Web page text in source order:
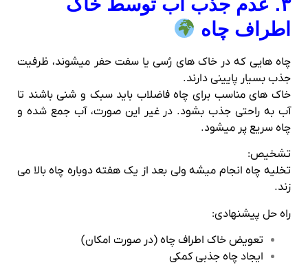
۳. عدم جذب آب توسط خاک
اطراف چاه
چاه‌ هایی که در خاک‌ های رُسی یا سفت حفر میشوند، ظرفیت
جذب بسیار پایینی دارند.
خاک‌ های مناسب برای چاه فاضلاب باید سبک و شنی باشند تا
آب به راحتی جذب بشود. در غیر این صورت، آب جمع شده و
چاه سریع پر میشود.
تشخیص:
تخلیه چاه انجام میشه ولی بعد از یک هفته دوباره چاه بالا می‌
زند.
راه‌ حل پیشنهادی:
تعویض خاک اطراف چاه (در صورت امکان)
ایجاد چاه جذبی کمکی